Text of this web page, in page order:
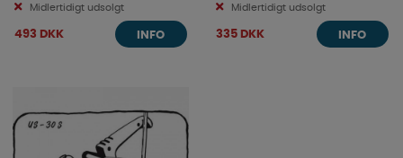
Midlertidigt udsolgt
493 DKK INFO
Midlertidigt udsolgt
335 DKK INFO